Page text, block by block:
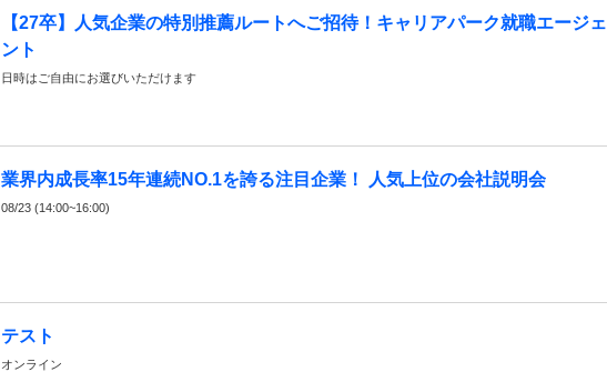
【27卒】人気企業の特別推薦ルートへご招待！キャリアパーク就職エージェ
ント
日時はご自由にお選びいただけます
業界内成長率15年連続NO.1を誇る注目企業！ 人気上位の会社説明会
08/23 (14:00~16:00)
テスト
オンライン